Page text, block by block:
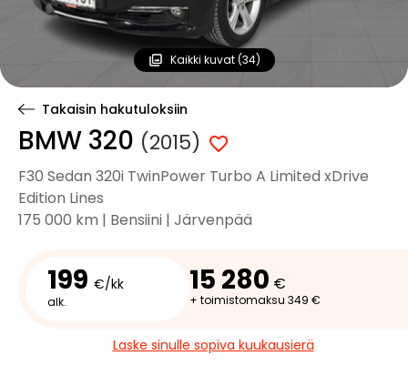
Kaikki kuvat (34)
Takaisin hakutuloksiin
BMW 320 (2015)
F30 Sedan 320i TwinPower Turbo A Limited xDrive
Edition Lines
175 000 km | Bensiini | Järvenpää
199 €/kk
alk.
15 280 €
+ toimistomaksu 349 €
Laske sinulle sopiva kuukausierä